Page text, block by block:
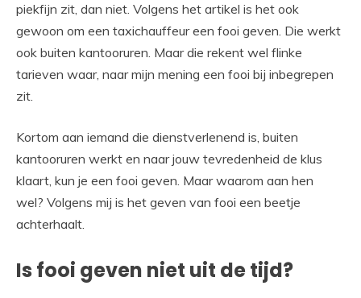
piekfijn zit, dan niet. Volgens het artikel is het ook
gewoon om een taxichauffeur een fooi geven. Die werkt
ook buiten kantooruren. Maar die rekent wel flinke
tarieven waar, naar mijn mening een fooi bij inbegrepen
zit.
Kortom aan iemand die dienstverlenend is, buiten
kantooruren werkt en naar jouw tevredenheid de klus
klaart, kun je een fooi geven. Maar waarom aan hen
wel? Volgens mij is het geven van fooi een beetje
achterhaalt.
Is fooi geven niet uit de tijd?